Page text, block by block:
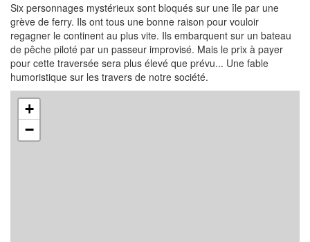
Six personnages mystérieux sont bloqués sur une île par une
grève de ferry. Ils ont tous une bonne raison pour vouloir
regagner le continent au plus vite. Ils embarquent sur un bateau
de pêche piloté par un passeur improvisé. Mais le prix à payer
pour cette traversée sera plus élevé que prévu... Une fable
humoristique sur les travers de notre société.
+
−